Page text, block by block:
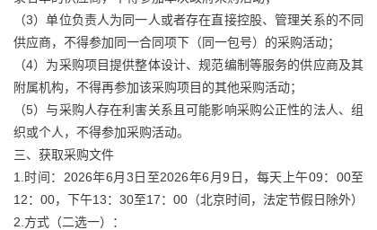
（3）单位负责人为同一人或者存在直接控股、管理关系的不同
供应商，不得参加同一合同项下（同一包号）的采购活动；
（4）为采购项目提供整体设计、规范编制等服务的供应商及其
附属机构，不得再参加该采购项目的其他采购活动；
（5）与采购人存在利害关系且可能影响采购公正性的法人、组
织或个人，不得参加采购活动。
三、获取采购文件
1.时间：2026年6月3日至2026年6月9日，每天上午09：00至
12：00，下午13：30至17：00（北京时间，法定节假日除外）
2.方式（二选一）：